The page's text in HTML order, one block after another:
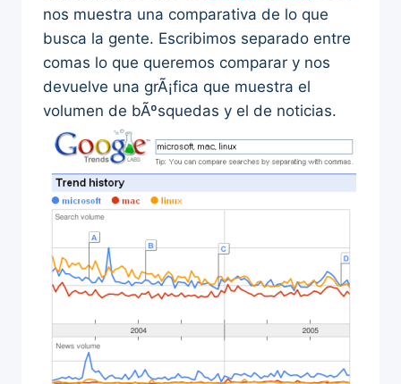
nos muestra una comparativa de lo que
busca la gente. Escribimos separado entre
comas lo que queremos comparar y nos
devuelve una grÃ¡fica que muestra el
volumen de bÃºsquedas y el de noticias.